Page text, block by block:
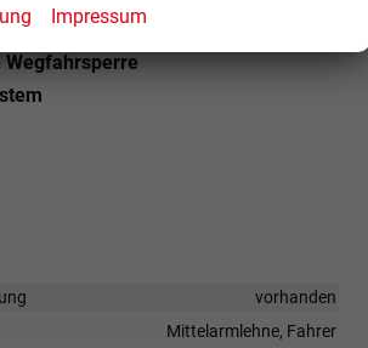
vorhanden
Mittelarmlehne, Fahrer
Impressum